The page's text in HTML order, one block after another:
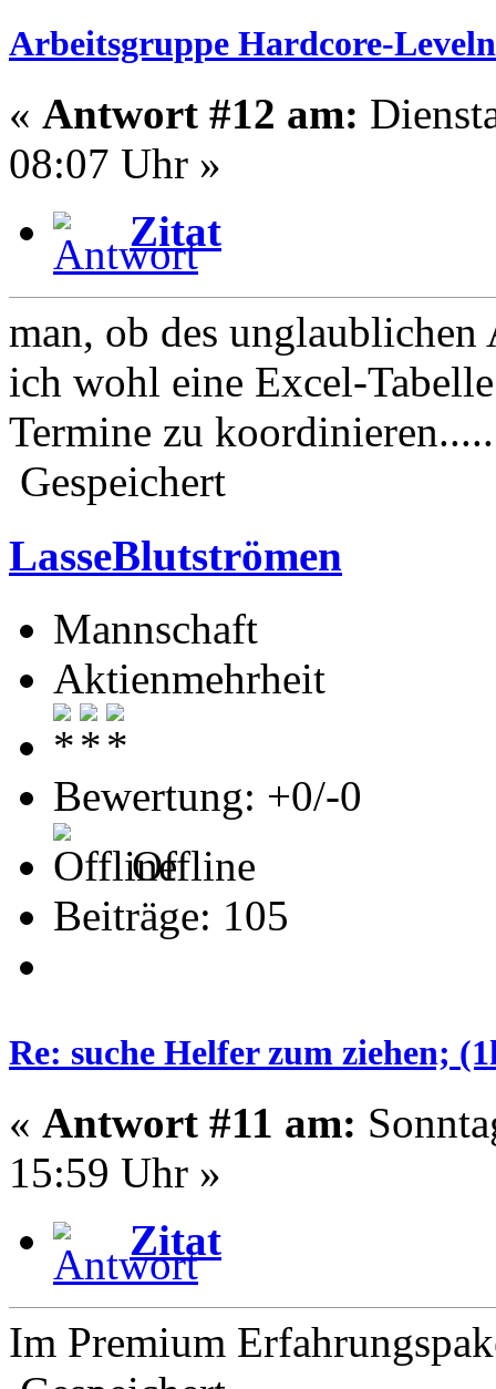
Arbeitsgruppe Hardcore-Leveln
« Antwort #12 am:
08:07 Uhr »
Zitat
man, ob des unglaublichen
ich wohl eine Excel-
Termine zu
Gespeichert
LasseBlutströmen
Mannschaft
Aktienmehrheit
Bewertung: +0/-0
Offline
Beiträge: 105
Re: suche Helfer zum ziehen;
« Antwort #11 am:
15:59 Uhr »
Zitat
Im Premium